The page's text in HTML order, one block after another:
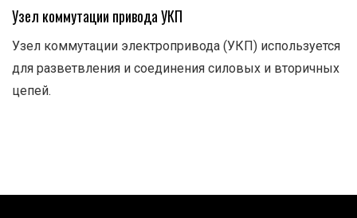
Узел коммутации привода УКП
Узел коммутации электропривода (УКП) используется
для разветвления и соединения силовых и вторичных
цепей.